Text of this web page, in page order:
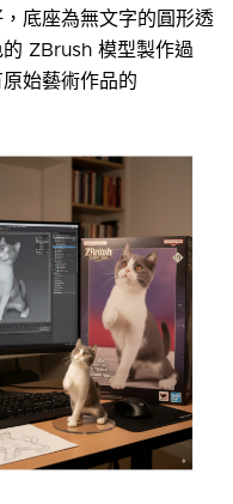
底座為無文字的圓形透
ZBrush 模型製作過
始藝術作品的